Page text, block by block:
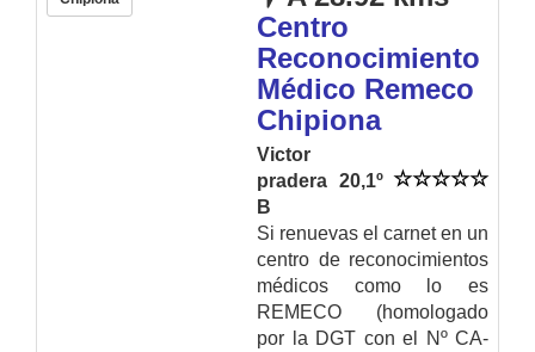
Centro
Reconocimiento
Médico Remeco
Chipiona
Victor
pradera 20,1º
B
Si renuevas el carnet en un
centro de reconocimientos
médicos como lo es
REMECO (homologado
por la DGT con el Nº CA-